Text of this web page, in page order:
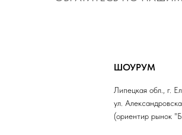
ШОУРУМ
Липецкая обл., г.
ул.
(ориентир рынок